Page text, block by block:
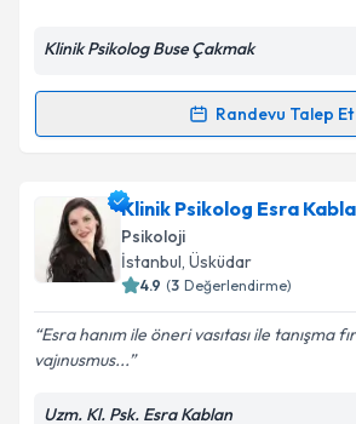
kapsamda işlenmesini kabul
Takvim Talebini
Klinik Psikolog Buse Çakmak
Randevu Talep Et
Randevu Takvimi Talebi
Klinik Psikolog Buse Çakmakiçin
talebi oluşturun. Size bu uzmandan
için bir takvim hazırlandığında e-
bilgilendireceğiz.
E-posta Adresiniz
Klinik Psikolog Esra
Psikoloji
İstanbul, Üsküdar
4.9 (3 Değerlendirme)
Esra hanım ile öneri vasıtası ile tanışma
vajınusmus...
Uzm. Kl. Psk. Esra Kablan